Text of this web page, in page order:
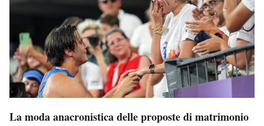
La moda anacronistica delle proposte di matrimonio